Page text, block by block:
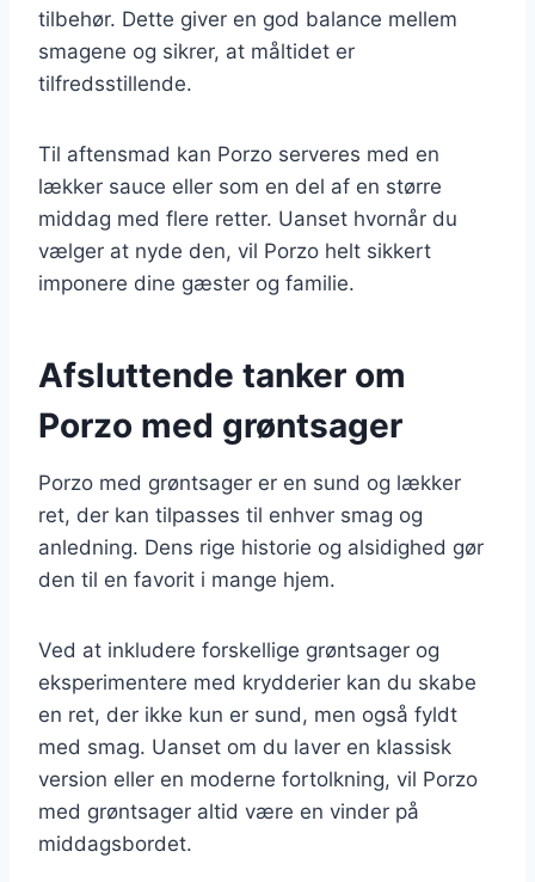
tilbehør. Dette giver en god balance mellem
smagene og sikrer, at måltidet er
tilfredsstillende.
Til aftensmad kan Porzo serveres med en
lækker sauce eller som en del af en større
middag med flere retter. Uanset hvornår du
vælger at nyde den, vil Porzo helt sikkert
imponere dine gæster og familie.
Afsluttende tanker om
Porzo med grøntsager
Porzo med grøntsager er en sund og lækker
ret, der kan tilpasses til enhver smag og
anledning. Dens rige historie og alsidighed gør
den til en favorit i mange hjem.
Ved at inkludere forskellige grøntsager og
eksperimentere med krydderier kan du skabe
en ret, der ikke kun er sund, men også fyldt
med smag. Uanset om du laver en klassisk
version eller en moderne fortolkning, vil Porzo
med grøntsager altid være en vinder på
middagsbordet.